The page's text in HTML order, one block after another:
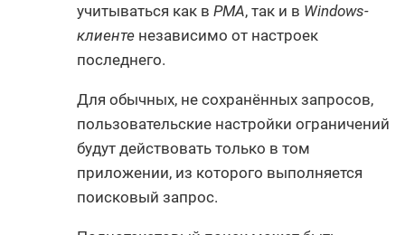
учитываться как в РМА, так и в Windows-
клиенте независимо от настроек
последнего.
Для обычных, не сохранённых запросов,
пользовательские настройки ограничений
будут действовать только в том
приложении, из которого выполняется
поисковый запрос.